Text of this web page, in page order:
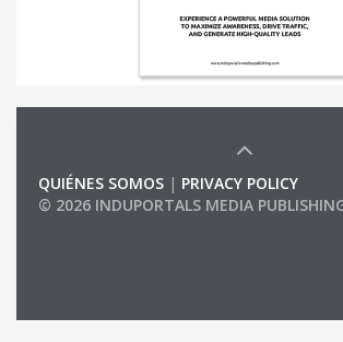
QUIÉNES SOMOS | PRIVACY POLICY
© 2026 INDUPORTALS MEDIA